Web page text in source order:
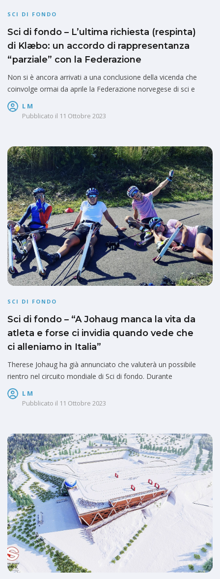
SCI DI FONDO
Sci di fondo – L’ultima richiesta (respinta)
di Klæbo: un accordo di rappresentanza
“parziale” con la Federazione
Non si è ancora arrivati a una conclusione della vicenda che
coinvolge ormai da aprile la Federazione norvegese di sci e
L M
Pubblicato il 11 Ottobre 2023
SCI DI FONDO
Sci di fondo – “A Johaug manca la vita da
atleta e forse ci invidia quando vede che
ci alleniamo in Italia”
Therese Johaug ha già annunciato che valuterà un possibile
rientro nel circuito mondiale di Sci di fondo. Durante
L M
Pubblicato il 11 Ottobre 2023